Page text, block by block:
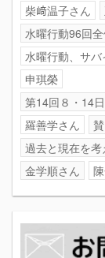
柴﨑温子さん
水曜行動96回
水曜行動、サ
申琪榮
第14回８・14
羅善学さん
過去と現在を
金学順さん